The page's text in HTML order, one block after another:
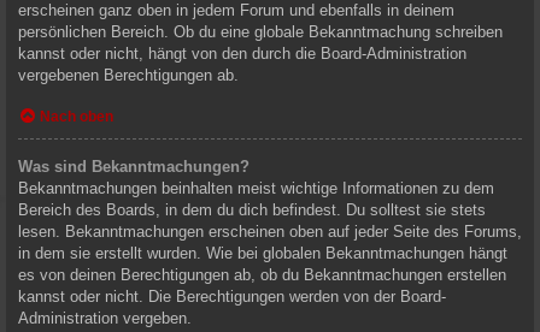
erscheinen ganz oben in jedem Forum und ebenfalls in deinem
persönlichen Bereich. Ob du eine globale Bekanntmachung schreiben
kannst oder nicht, hängt von den durch die Board-Administration
vergebenen Berechtigungen ab.
Nach oben
Was sind Bekanntmachungen?
Bekanntmachungen beinhalten meist wichtige Informationen zu dem
Bereich des Boards, in dem du dich befindest. Du solltest sie stets
lesen. Bekanntmachungen erscheinen oben auf jeder Seite des Forums,
in dem sie erstellt wurden. Wie bei globalen Bekanntmachungen hängt
es von deinen Berechtigungen ab, ob du Bekanntmachungen erstellen
kannst oder nicht. Die Berechtigungen werden von der Board-
Administration vergeben.